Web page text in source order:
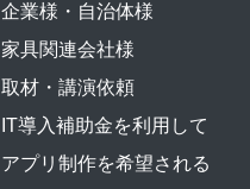
企業様・自治体様
家具関連会社様
取材・講演依頼
IT導入補助金を利用して
アプリ制作を希望される